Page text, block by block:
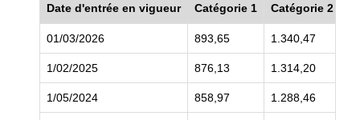
Date d'entrée en vigueur Catégorie 1 Catégorie 2
01/03/2026 893,65 1.340,47
1/02/2025 876,13 1.314,20
1/05/2024 858,97 1.288,46